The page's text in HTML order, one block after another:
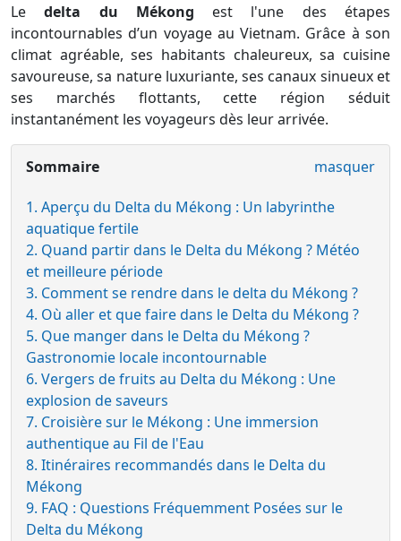
Le delta du Mékong est l'une des étapes
incontournables d’un voyage au Vietnam. Grâce à son
climat agréable, ses habitants chaleureux, sa cuisine
savoureuse, sa nature luxuriante, ses canaux sinueux et
ses marchés flottants, cette région séduit
instantanément les voyageurs dès leur arrivée.
Sommaire masquer
1. Aperçu du Delta du Mékong : Un labyrinthe
aquatique fertile
2. Quand partir dans le Delta du Mékong ? Météo
et meilleure période
3. Comment se rendre dans le delta du Mékong ?
4. Où aller et que faire dans le Delta du Mékong ?
5. Que manger dans le Delta du Mékong ?
Gastronomie locale incontournable
6. Vergers de fruits au Delta du Mékong : Une
explosion de saveurs
7. Croisière sur le Mékong : Une immersion
authentique au Fil de l'Eau
8. Itinéraires recommandés dans le Delta du
Mékong
9. FAQ : Questions Fréquemment Posées sur le
Delta du Mékong